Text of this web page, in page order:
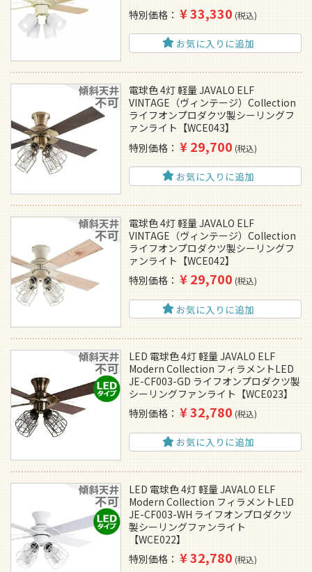
特別価格
¥33,330 税込
お気に入りに追加
電球色 4灯 軽量 JAVALO ELF
VINTAGE（ヴィンテージ）Collection
ライフオンプロダクツ製シーリングフ
ァンライト【WCE043】
特別価格
¥29,700 税込
お気に入りに追加
電球色 4灯 軽量 JAVALO ELF
VINTAGE（ヴィンテージ）Collection
ライフオンプロダクツ製シーリングフ
ァンライト【WCE042】
特別価格
¥29,700 税込
お気に入りに追加
LED 電球色 4灯 軽量 JAVALO ELF
Modern Collection フィラメントLED
JE-CF003-GD ライフオンプロダクツ製
シーリングファンライト【WCE023】
特別価格
¥32,780 税込
お気に入りに追加
LED 電球色 4灯 軽量 JAVALO ELF
Modern Collection フィラメントLED
JE-CF003-WH ライフオンプロダクツ
製シーリングファンライト
【WCE022】
特別価格
¥32,780 税込